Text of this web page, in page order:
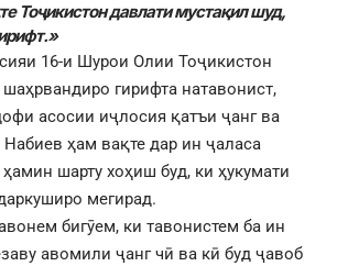
Тоҷикистон давлати мустақил шуд,
16-и Шурои Олии Тоҷикистон
гирифта натавонист,
асосии иҷлосия қатъи ҷанг ва
Набиев ҳам вақте дар ин ҷаласа
шарту хоҳиш буд, ки ҳукумати
мегирад.
бигӯем, ки тавонистем ба ин
авомили ҷанг чӣ ва кӣ буд ҷавоб